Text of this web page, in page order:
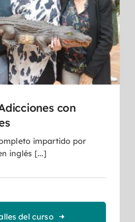
con
impartido por
Roby Abeles, en inglés [...]
del curso